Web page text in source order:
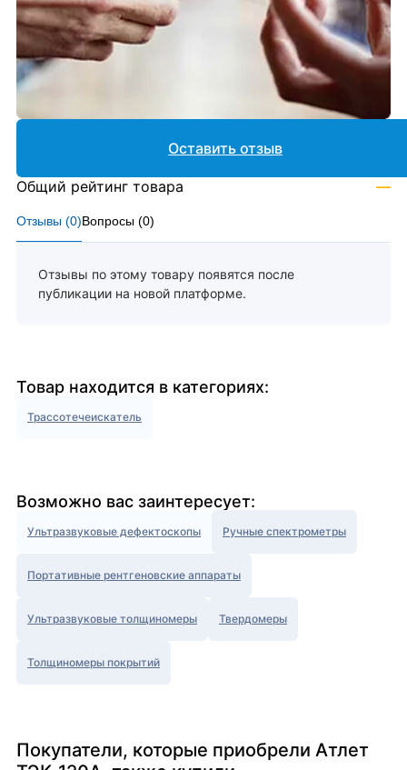
Отзывы (0)Вопросы (0)
Отзывы по этому товару появятся после
публикации на новой платформе.
Оставить отзыв
Общий рейтинг товара —
Товар находится в категориях:
Трассотечеискатель
Возможно вас заинтересует:
Ультразвуковые дефектоскопы Ручные спектрометры
Портативные рентгеновские аппараты
Ультразвуковые толщиномеры Твердомеры
Толщиномеры покрытий
Покупатели, которые приобрели Атлет